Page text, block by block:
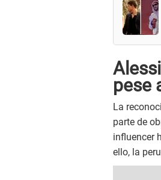
pese
La
parte de
influencer
ello, la